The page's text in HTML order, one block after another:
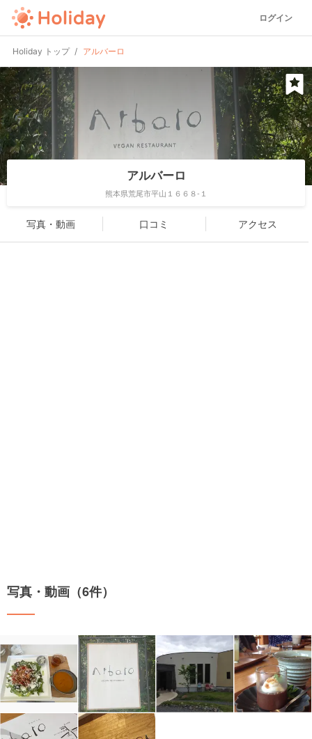
ログイン
Holiday トップ アルバーロ
アルバーロ
熊本県荒尾市平山１６６８-１
写真・動画 口コミ アクセス
写真・動画（6件）